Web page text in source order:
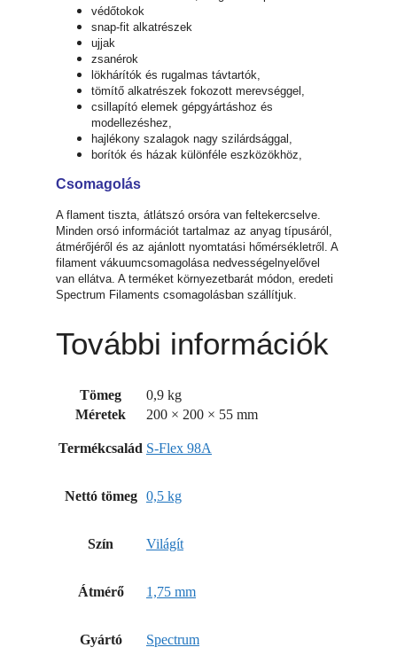
védőtokok
snap-fit alkatrészek
ujjak
zsanérok
lökhárítók és rugalmas távtartók,
tömítő alkatrészek fokozott merevséggel,
csillapító elemek gépgyártáshoz és
modellezéshez,
hajlékony szalagok nagy szilárdsággal,
borítók és házak különféle eszközökhöz,
Csomagolás
A flament tiszta, átlátszó orsóra van feltekercselve.
Minden orsó információt tartalmaz az anyag típusáról,
átmérőjéről és az ajánlott nyomtatási hőmérsékletről. A
filament vákuumcsomagolása nedvességelnyelővel
van ellátva. A terméket környezetbarát módon, eredeti
Spectrum Filaments csomagolásban szállítjuk.
További információk
Tömeg
0,9 kg
Méretek
200 × 200 × 55 mm
Termékcsalád S-Flex 98A
Nettó tömeg 0,5 kg
Szín Világít
Átmérő 1,75 mm
Gyártó Spectrum